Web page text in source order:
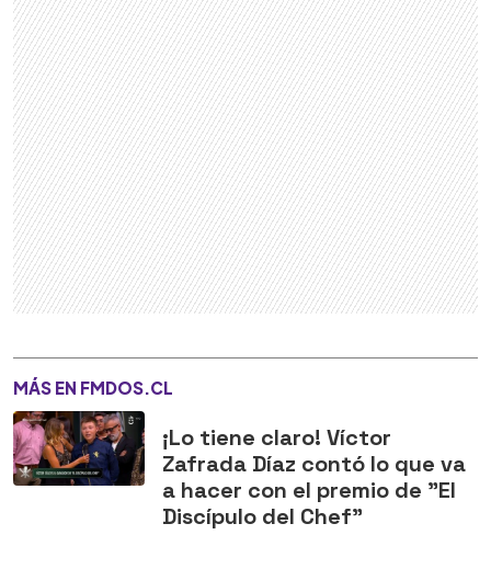
MÁS EN FMDOS.CL
¡Lo tiene claro! Víctor
Zafrada Díaz contó lo que va
a hacer con el premio de "El
Discípulo del Chef"